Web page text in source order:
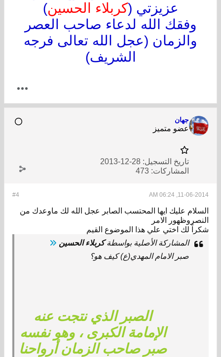
عزيزتي (كربلاء الحسين)
وفقك الله لدعاء صاحب العصر
والزمان (عجل الله تعالى فرجه
الشريف)
جهان
عضو متميز
تاريخ التسجيل: 28-12-2013
المشاركات: 473
#4 11-06-2014, 06:24 AM
السلام عليك ايها المحتسب الصابر عجل الله لك ماوعدك من
النصروظهور الامر
شكراً لك اختي علي هذا الموضوع القيم
المشاركة الأصلية بواسطةكربلاء الحسين
صبر الامام المهدي(ع) كيف هو؟
الصبر الذي نتجت عنه
الإمامة الكبرى ، وهو نفسه
صبر صاحب الزمان أرواحنا